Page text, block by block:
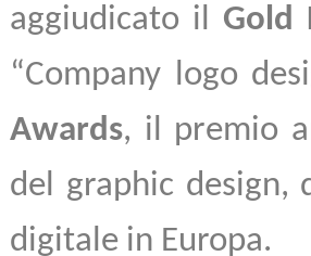
aggiudicato il Gold
“Company logo
Awards, il premio
del graphic design,
digitale in Europa.